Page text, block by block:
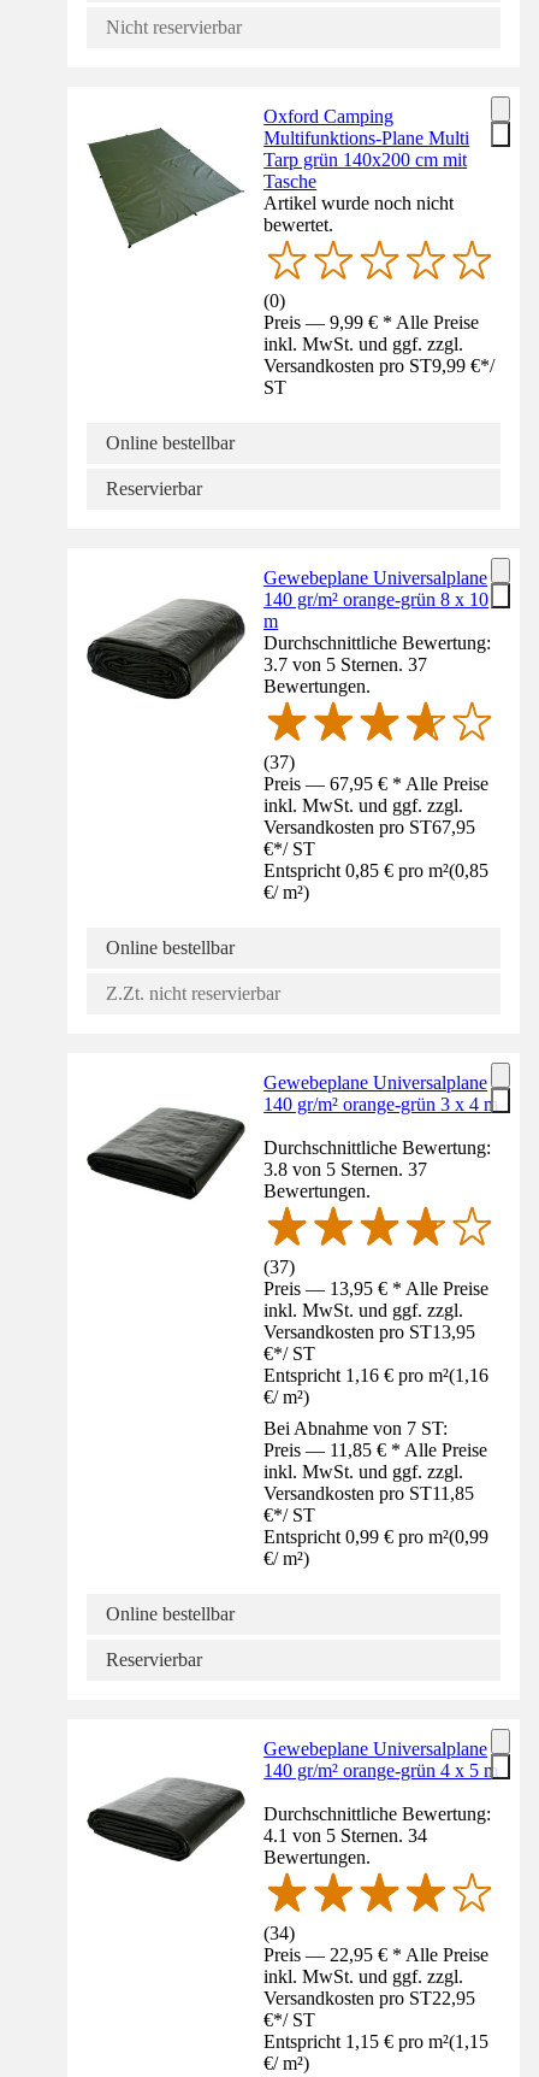
Nicht reservierbar
Oxford Camping
Multifunktions-Plane Multi
Tarp grün 140x200 cm mit
Tasche
Artikel wurde noch nicht
bewertet.
(0)
Preis — 9,99 € * Alle Preise
inkl. MwSt. und ggf. zzgl.
Versandkosten pro ST9,99 €*/
ST
Online bestellbar
Reservierbar
Gewebeplane Universalplane
140 gr/m² orange-grün 8 x 10
m
Durchschnittliche Bewertung:
3.7 von 5 Sternen. 37
Bewertungen.
(37)
Preis — 67,95 € * Alle Preise
inkl. MwSt. und ggf. zzgl.
Versandkosten pro ST67,95
€*/ ST
Entspricht 0,85 € pro m²(0,85
€/ m²)
Online bestellbar
Z.Zt. nicht reservierbar
Gewebeplane Universalplane
140 gr/m² orange-grün 3 x 4 m
Durchschnittliche Bewertung:
3.8 von 5 Sternen. 37
Bewertungen.
(37)
Preis — 13,95 € * Alle Preise
inkl. MwSt. und ggf. zzgl.
Versandkosten pro ST13,95
€*/ ST
Entspricht 1,16 € pro m²(1,16
€/ m²)
Bei Abnahme von 7 ST:
Preis — 11,85 € * Alle Preise
inkl. MwSt. und ggf. zzgl.
Versandkosten pro ST11,85
€*/ ST
Entspricht 0,99 € pro m²(0,99
€/ m²)
Online bestellbar
Reservierbar
Gewebeplane Universalplane
140 gr/m² orange-grün 4 x 5 m
Durchschnittliche Bewertung:
4.1 von 5 Sternen. 34
Bewertungen.
(34)
Preis — 22,95 € * Alle Preise
inkl. MwSt. und ggf. zzgl.
Versandkosten pro ST22,95
€*/ ST
Entspricht 1,15 € pro m²(1,15
€/ m²)